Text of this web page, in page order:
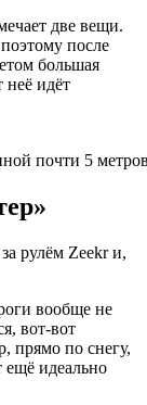
две вещи.
после
большая
неё идёт
почти 5
рулём Zeekr и,
вообще не
вот-вот
прямо по снегу,
идеально